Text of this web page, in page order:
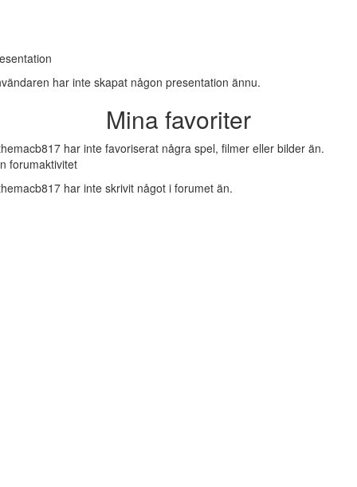
har inte skapat någon presentation ännu.
Mina favoriter
har inte favoriserat några spel, filmer eller bilder än.
forumaktivitet
har inte skrivit något i forumet än.